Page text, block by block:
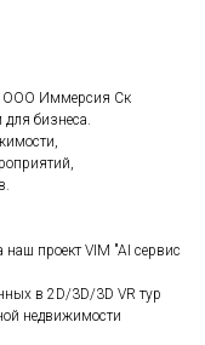
ООО Иммерсия Ск
бизнеса.
проект VIM "AI сервис
в 2D/3D/3D VR тур
недвижимости